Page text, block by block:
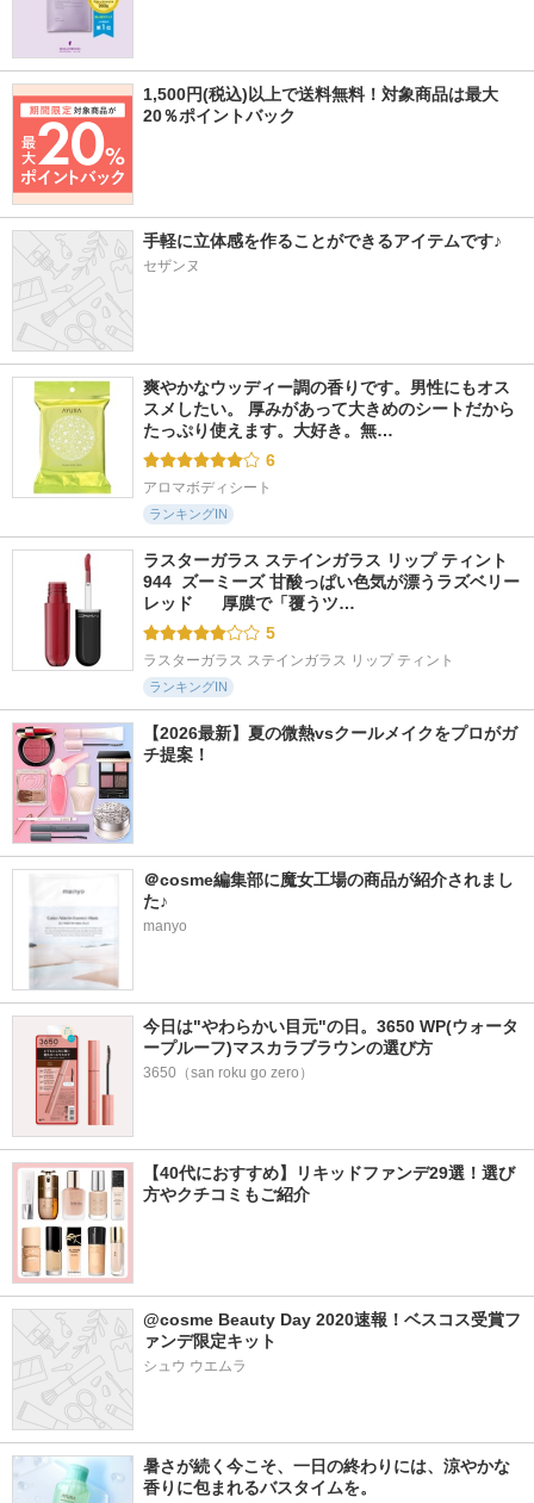
1,500円(税込)以上で送料無料！対象商品は最大
20％ポイントバック
手軽に立体感を作ることができるアイテムです♪
セザンヌ
爽やかなウッディー調の香りです。男性にもオス
スメしたい。 厚みがあって大きめのシートだから
たっぷり使えます。大好き。無…
6
アロマボディシート
ランキングIN
ラスターガラス ステインガラス リップ ティント
944  ズーミーズ 甘酸っぱい色気が漂うラズベリー
レッド      厚膜で「覆うツ…
5
ラスターガラス ステインガラス リップ ティント
ランキングIN
【2026最新】夏の微熱vsクールメイクをプロがガ
チ提案！
＠cosme編集部に魔女工場の商品が紹介されまし
た♪
manyo
今日は"やわらかい目元"の日。3650 WP(ウォータ
ープルーフ)マスカラブラウンの選び方
3650（san roku go zero）
【40代におすすめ】リキッドファンデ29選！選び
方やクチコミもご紹介
@cosme Beauty Day 2020速報！ベスコス受賞フ
ァンデ限定キット
シュウ ウエムラ
暑さが続く今こそ、一日の終わりには、涼やかな
香りに包まれるバスタイムを。